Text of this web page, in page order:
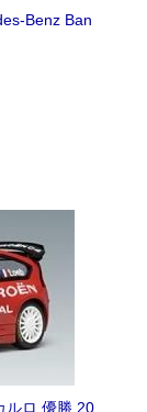
Benz Ban
ルロ 優勝 20